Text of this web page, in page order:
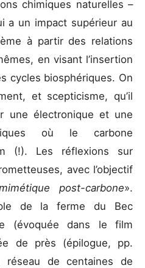
chimiques naturelles –
a un impact supérieur au
à partir des relations
en visant l’insertion
cycles biosphériques. On
et scepticisme, qu’il
une électronique et une
où le carbone
(!). Les réflexions sur
avec l’objectif
post-carbone».
de la ferme du Bec
(évoquée dans le film
de près (épilogue, pp.
de centaines de